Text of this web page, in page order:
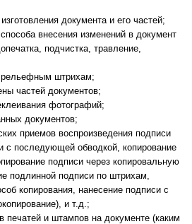
документа и его частей;
внесения изменений в документ
подчистка, травление,
рельефным штрихам;
частей документов;
фотографий;
документов;
приемов воспроизведения подписи
с последующей обводкой, копирование
подписи через копировальную
подлинной подписи по штрихам,
копирования, нанесение подписи с
и т.д.;
печатей и штампов на документе (каким